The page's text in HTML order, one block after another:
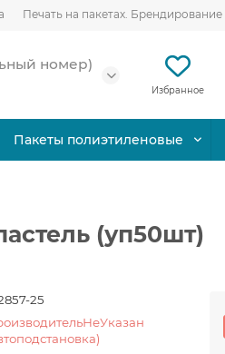
Печать на пакетах. Брендирование
номер)
Избранное
Пакеты полиэтиленовые
(уп50шт)
25